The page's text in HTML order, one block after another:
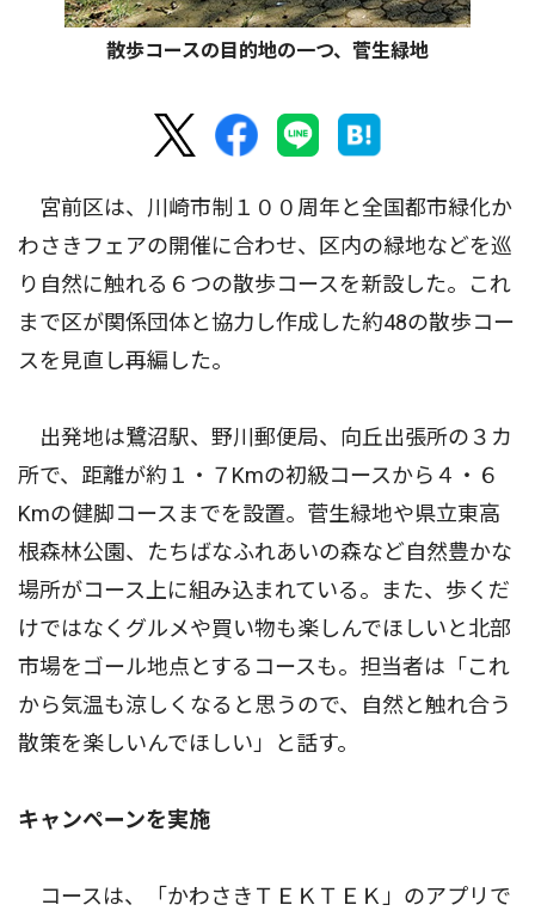
散歩コースの目的地の一つ、菅生緑地
宮前区は、川崎市制１００周年と全国都市緑化か
わさきフェアの開催に合わせ、区内の緑地などを巡
り自然に触れる６つの散歩コースを新設した。これ
まで区が関係団体と協力し作成した約48の散歩コー
スを見直し再編した。
出発地は鷺沼駅、野川郵便局、向丘出張所の３カ
所で、距離が約１・７Kmの初級コースから４・６
Kmの健脚コースまでを設置。菅生緑地や県立東高
根森林公園、たちばなふれあいの森など自然豊かな
場所がコース上に組み込まれている。また、歩くだ
けではなくグルメや買い物も楽しんでほしいと北部
市場をゴール地点とするコースも。担当者は「これ
から気温も涼しくなると思うので、自然と触れ合う
散策を楽しいんでほしい」と話す。
キャンペーンを実施
コースは、「かわさきＴＥＫＴＥＫ」のアプリで